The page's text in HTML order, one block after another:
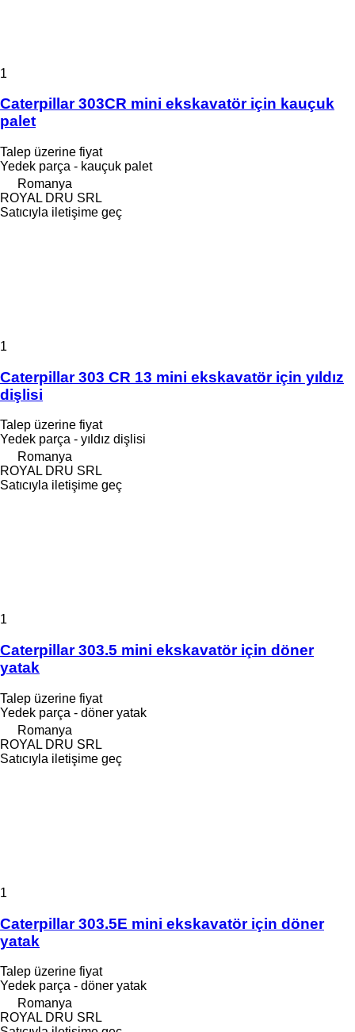
1
Caterpillar 303CR mini ekskavatör için kauçuk
palet
Talep üzerine fiyat
Yedek parça - kauçuk palet
Romanya
ROYAL DRU SRL
Satıcıyla iletişime geç
1
Caterpillar 303 CR 13 mini ekskavatör için yıldız
dişlisi
Talep üzerine fiyat
Yedek parça - yıldız dişlisi
Romanya
ROYAL DRU SRL
Satıcıyla iletişime geç
1
Caterpillar 303.5 mini ekskavatör için döner
yatak
Talep üzerine fiyat
Yedek parça - döner yatak
Romanya
ROYAL DRU SRL
Satıcıyla iletişime geç
1
Caterpillar 303.5E mini ekskavatör için döner
yatak
Talep üzerine fiyat
Yedek parça - döner yatak
Romanya
ROYAL DRU SRL